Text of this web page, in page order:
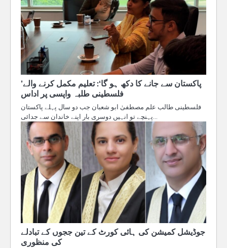
’پاکستان سے جانے کا دکھ ہو گا‘: تعلیم مکمل کرنے والے
فلسطینی طلبہ واپسی پر اداس
فلسطینی طالب علم مصطفیٰ ابو شعبان جب دو سال پہلے پاکستان
پہنچے تو انہیں دوسری بار اپنے خاندان سے جدائی…
جوڈیشل کمیشن کی ہائی کورٹ کے تین ججوں کے تبادلے
کی منظوری